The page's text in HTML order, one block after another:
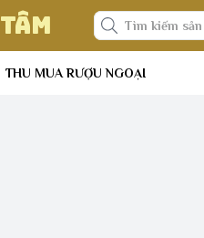
THU MUA RƯỢU NGOẠI